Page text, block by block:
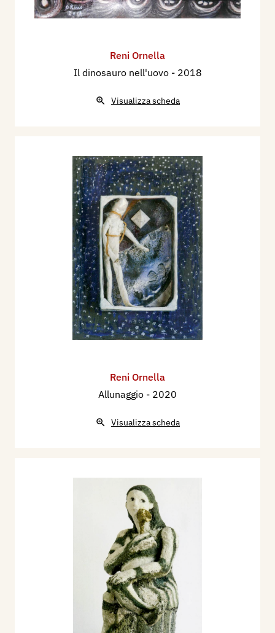
Reni Ornella
Il dinosauro nell'uovo - 2018
Visualizza scheda
Reni Ornella
Allunaggio - 2020
Visualizza scheda